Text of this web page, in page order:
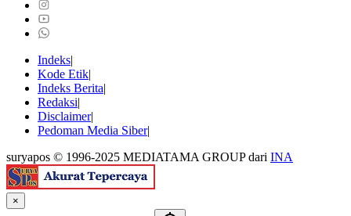
Indeks
Kode Etik
Indeks Berita
Redaksi
Disclaimer
Pedoman Media Siber
suryapos © 1996-2025 MEDIATAMA GROUP dari INA
×